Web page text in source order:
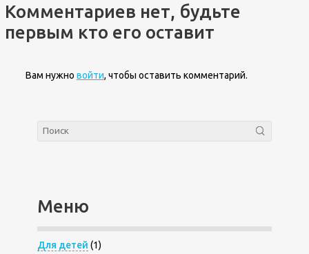
Комментариев нет, будьте
первым кто его оставит
Вам нужно войти, чтобы оставить комментарий.
Меню
Для детей (1)